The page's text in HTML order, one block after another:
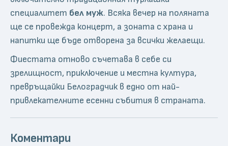
специалитет бел муж. Всяка вечер на поляната
ще се провежда концерт, а зоната с храна и
напитки ще бъде отворена за всички желаещи.
Фиестата отново съчетава в себе си
зрелищност, приключение и местна култура,
превръщайки Белоградчик в едно от най-
привлекателните есенни събития в страната.
Коментари